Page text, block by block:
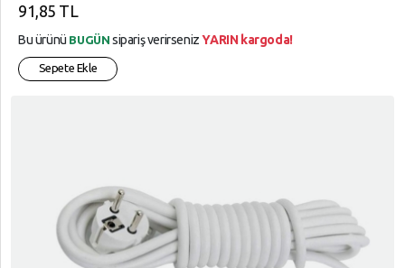
91,85 TL
Bu ürünü BUGÜN sipariş verirsenizYARIN kargoda!
Sepete Ekle